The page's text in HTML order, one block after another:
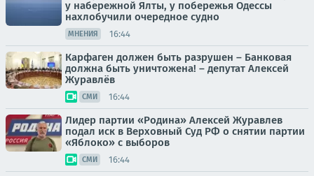
у набережной Ялты, у побережья Одессы
нахлобучили очередное судно
МНЕНИЯ 16:44
Карфаген должен быть разрушен – Банковая
должна быть уничтожена! – депутат Алексей
Журавлёв
СМИ 16:44
Лидер партии «Родина» Алексей Журавлев
подал иск в Верховный Суд РФ о снятии партии
«Яблоко» с выборов
СМИ 16:44